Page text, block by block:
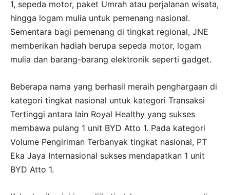
1, sepeda motor, paket Umrah atau perjalanan wisata,
hingga logam mulia untuk pemenang nasional.
Sementara bagi pemenang di tingkat regional, JNE
memberikan hadiah berupa sepeda motor, logam
mulia dan barang-barang elektronik seperti gadget.
Beberapa nama yang berhasil meraih penghargaan di
kategori tingkat nasional untuk kategori Transaksi
Tertinggi antara lain Royal Healthy yang sukses
membawa pulang 1 unit BYD Atto 1. Pada kategori
Volume Pengiriman Terbanyak tingkat nasional, PT
Eka Jaya Internasional sukses mendapatkan 1 unit
BYD Atto 1.